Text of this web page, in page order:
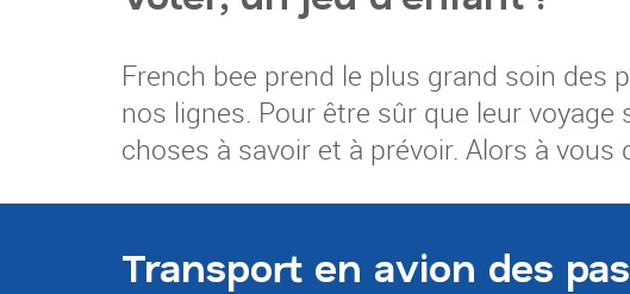
French bee prend le plus grand soin
nos lignes. Pour être sûr que leur
choses à savoir et à prévoir. Alors à vous
Transport en avion des